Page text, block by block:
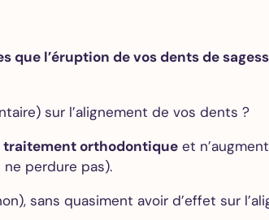
que l’éruption de vos dents de
sur l’alignement de vos dents ?
traitement orthodontique et
perdure pas).
sans quasiment avoir d’effet sur